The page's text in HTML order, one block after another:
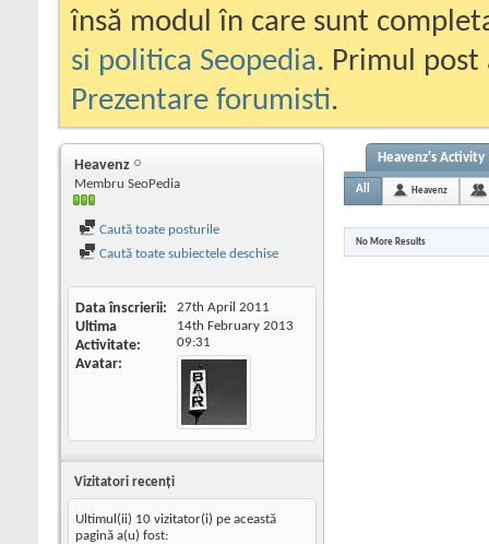
însă modul în care sunt
si politica Seopedia. Primul
Prezentare forumisti.
Heavenz
Membru SeoPedia
Caută toate posturile
Caută toate subiectele deschise
Data înscrierii 27th April 2011
Ultima
Activitate
14th February 2013
09:31
Avatar
Vizitatori recenţi
Ultimul(ii) 10 vizitator(i) pe această
pagină a(u) fost:
Heavenz's Activity
All Heavenz
No More Results